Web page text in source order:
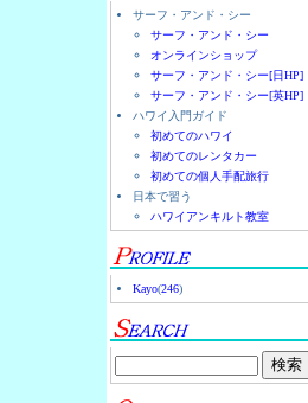
サーフ・アンド・シー
サーフ・アンド・シー
オンラインショップ
サーフ・アンド・シー[日HP]
サーフ・アンド・シー[英HP]
ハワイ入門ガイド
初めてのハワイ
初めてのレンタカー
初めての個人手配旅行
日本で習う
ハワイアンキルト教室
Kayo(246)